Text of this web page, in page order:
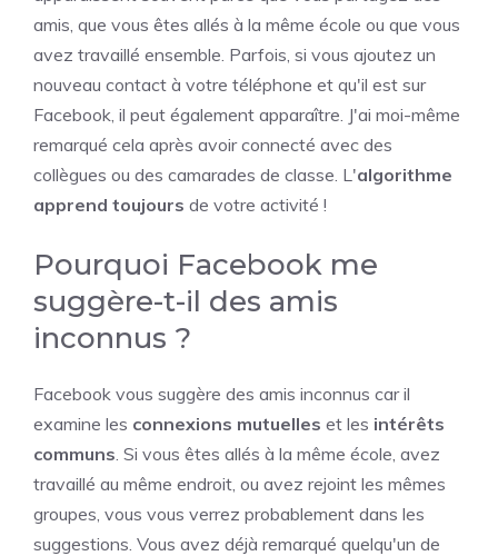
amis, que vous êtes allés à la même école ou que vous
avez travaillé ensemble. Parfois, si vous ajoutez un
nouveau contact à votre téléphone et qu'il est sur
Facebook, il peut également apparaître. J'ai moi-même
remarqué cela après avoir connecté avec des
collègues ou des camarades de classe. L'algorithme
apprend toujours de votre activité !
Pourquoi Facebook me
suggère-t-il des amis
inconnus ?
Facebook vous suggère des amis inconnus car il
examine les connexions mutuelles et les intérêts
communs . Si vous êtes allés à la même école, avez
travaillé au même endroit, ou avez rejoint les mêmes
groupes, vous vous verrez probablement dans les
suggestions. Vous avez déjà remarqué quelqu'un de